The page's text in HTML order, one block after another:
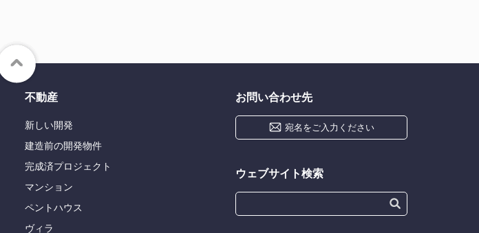
不動産
新しい開発
建造前の開発物件
完成済プロジェクト
マンション
ペントハウス
ヴィラ
お問い合わせ先
宛名をご入力ください
ウェブサイト検索